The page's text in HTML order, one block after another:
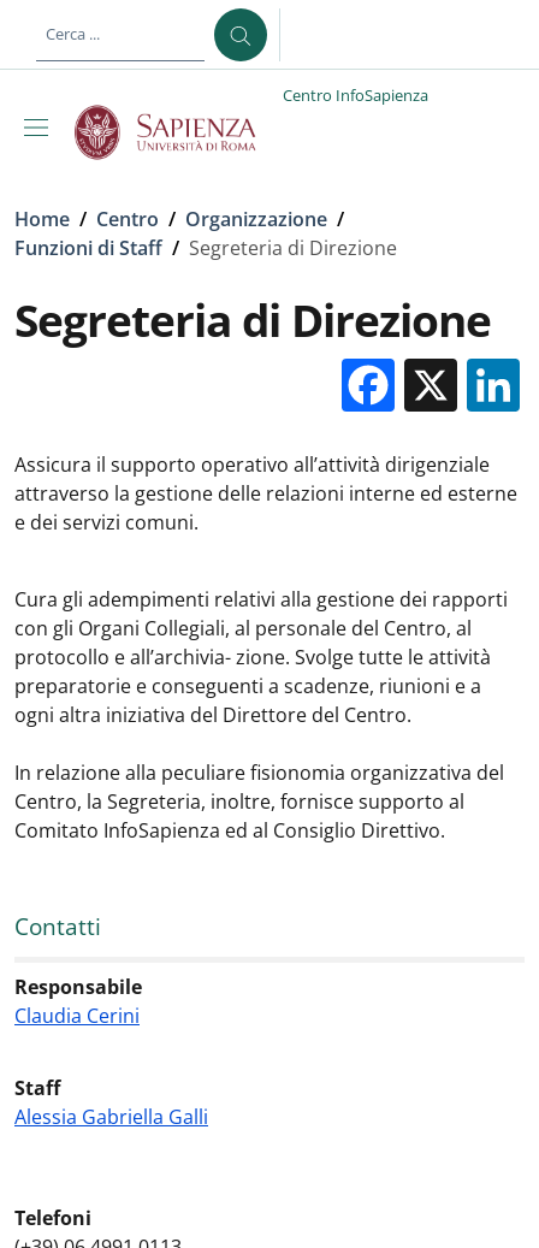
al contenuto principale
Centro InfoSapienza
Briciole di pane
Home / Centro / Organizzazione /
Funzioni di Staff / Segreteria di Direzione
Segreteria di Direzione
X
Assicura il supporto operativo all’attività dirigenziale
attraverso la gestione delle relazioni interne ed esterne
e dei servizi comuni.
Cura gli adempimenti relativi alla gestione dei rapporti
con gli Organi Collegiali, al personale del Centro, al
protocollo e all’archivia- zione. Svolge tutte le attività
preparatorie e conseguenti a scadenze, riunioni e a
ogni altra iniziativa del Direttore del Centro.
In relazione alla peculiare fisionomia organizzativa del
Centro, la Segreteria, inoltre, fornisce supporto al
Comitato InfoSapienza ed al Consiglio Direttivo.
Contatti
Responsabile
Claudia Cerini
Staff
Alessia Gabriella Galli
Telefoni